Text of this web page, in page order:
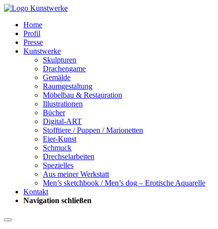
Home
Profil
Presse
Kunstwerke
Skulpturen
Drachengame
Gemälde
Raumgestaltung
Möbelbau & Restauration
Illustrationen
Bücher
Digital-ART
Stofftiere / Puppen / Marionetten
Eier-Kunst
Schmuck
Drechselarbeiten
Spezielles
Aus meiner Werkstatt
Men’s sketchbook / Men’s dog – Erotische Aquarelle
Kontakt
Navigation schließen